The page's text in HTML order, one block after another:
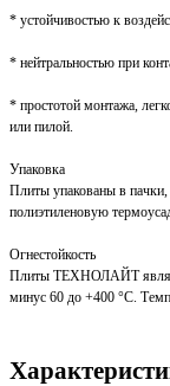
* устойчивостью к
* нейтральностью при
* простотой монтажа,
или пилой.
Упаковка
Плиты упакованы в пачки,
полиэтиленовую
Огнестойкость
Плиты ТЕХНОЛАЙТ
минус 60 до +400 °С.